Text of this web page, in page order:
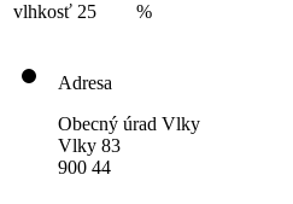
vlhkosť 25 %
Adresa
Obecný úrad Vlky
Vlky 83
900 44